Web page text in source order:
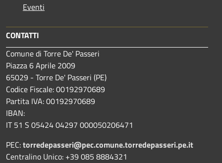
Eventi
CONTATTI
Comune di Torre De' Passeri
Piazza 6 Aprile 2009
65029 - Torre De' Passeri (PE)
Codice Fiscale: 00192970689
Partita IVA: 00192970689
IBAN:
IT 51 S 05424 04297 000050206471
PEC:torredepasseri@pec.comune.torredepasseri.pe.it
Centralino Unico: +39 085 8884321